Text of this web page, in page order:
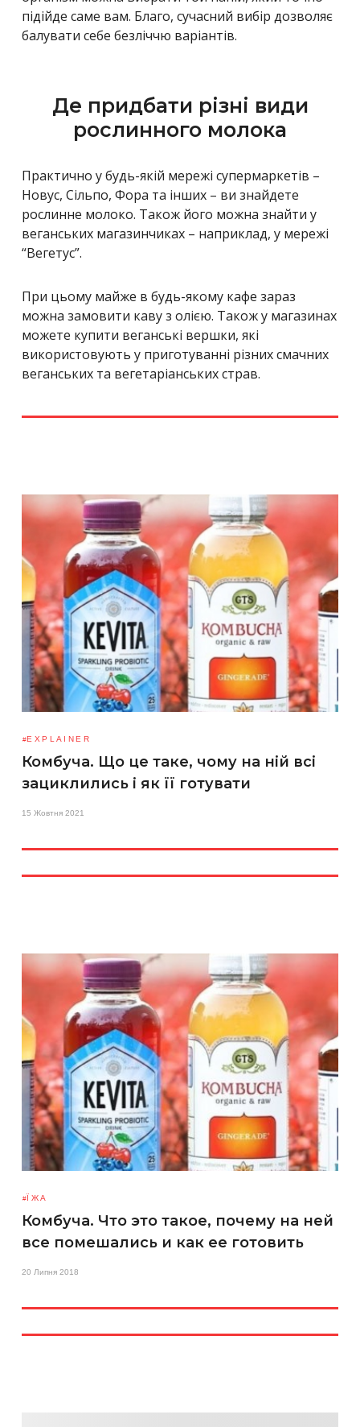
підійде саме вам. Благо, сучасний вибір дозволяє
балувати себе безліччю варіантів.
Де придбати різні види
рослинного молока
Практично у будь-якій мережі супермаркетів –
Новус, Сільпо, Фора та інших – ви знайдете
рослинне молоко. Також його можна знайти у
веганських магазинчиках – наприклад, у мережі
“Вегетус”.
При цьому майже в будь-якому кафе зараз
можна замовити каву з олією. Також у магазинах
можете купити веганські вершки, які
використовують у приготуванні різних смачних
веганських та вегетаріанських страв.
EXPLAINER
Комбуча. Що це таке, чому на ній всі
зациклились і як її готувати
15 Жовтня 2021
ЇЖА
Комбуча. Что это такое, почему на ней
все помешались и как ее готовить
20 Липня 2018